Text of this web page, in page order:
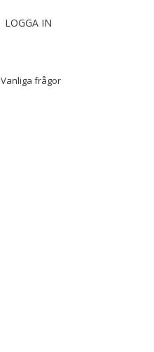
LOGGA IN
Vanliga frågor